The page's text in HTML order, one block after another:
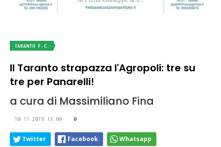
TARANTO F.C.
Il Taranto strapazza l'Agropoli: tre su
tre per Panarelli!
a cura di Massimiliano Fina
10.11.2019 13:00 0
Twitter Facebook Whatsapp